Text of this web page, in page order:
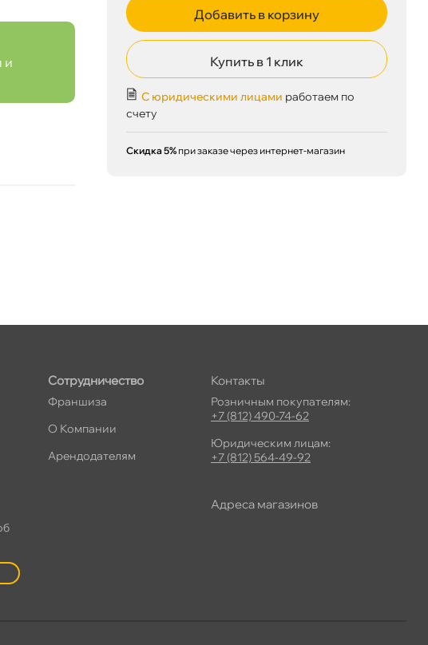
и
Добавить в корзину
Купить в 1 клик
С юридическими лицами работаем по
счету
Скидка 5% при заказе через интернет-магазин
Сегодня, 08.08
о
Сотрудничество
Франшиза
О Компании
Арендодателям
Контакты
Розничным покупателям:
+7 (812) 490-74-62
Юридическим лицам:
+7 (812) 564-49-92
Адреса магазино